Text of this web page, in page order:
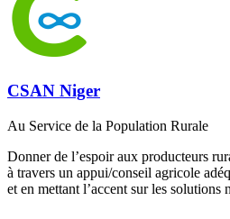
CSAN Niger
Au Service de la Population Rurale
Donner de l’espoir aux producteurs
à travers un appui/conseil agricole
et en mettant l’accent sur les solutions